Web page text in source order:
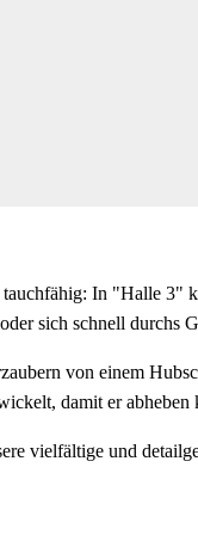
In "Halle 3"
sich schnell durchs
von einem
damit er abheben
vielfältige und